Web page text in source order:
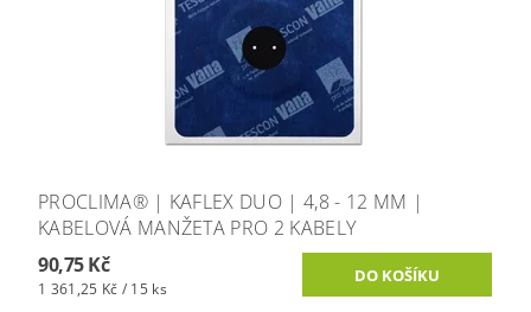
PROCLIMA® | KAFLEX DUO | 4,8 - 12 MM |
KABELOVÁ MANŽETA PRO 2 KABELY
90,75 Kč
1 361,25 Kč / 15 ks